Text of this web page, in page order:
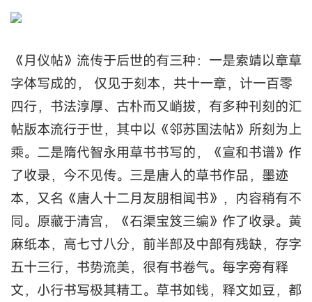
《月仪帖》流传于后世的有三种：一是索靖以章草
字体写成的， 仅见于刻本，共十一章，计一百零
四行，书法淳厚、古朴而又峭拔，有多种刊刻的汇
帖版本流行于世，其中以《邻苏国法帖》所刻为上
乘。二是隋代智永用草书书写的，《宣和书谱》作
了收录，今不见传。三是唐人的草书作品，墨迹
本，又名《唐人十二月友朋相闻书》，内容稍有不
同。原藏于清宫，《石渠宝笈三编》作了收录。黄
麻纸本，高七寸八分，前半部及中部有残缺，存字
五十三行，书势流美，很有书卷气。每字旁有释
文，小行书写极其精工。草书如钱，释文如豆，都